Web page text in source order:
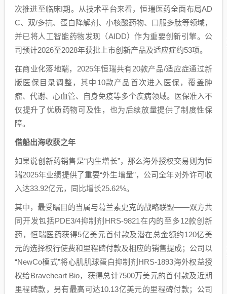
次推进至临床I期。从技术平台来看，恒瑞医药全面布局AD
C、双/多抗、蛋白降解剂、小核酸药物、口服多肽等领域，
并已将人工智能药物发现（AIDD）作为重要创新引擎。公
司预计2026至2028年获批上市创新产品及适应症约53项。
在商业化落地端，2025年恒瑞共有20款产品/适应症通过新
版医保目录调整，其中10款产品首次进入医保，覆盖肿
瘤、代谢、心血管、自身免疫等多个疾病领域。医保准入不
仅提升了优质药物可及性，也为后续放量提供了制度性保
障。
借船出海收获之年
如果说创新药销售是“内生增长”，那么海外授权交易则为恒
瑞2025年业绩提供了重要“外生增量”，公司全年对外许可收
入达33.92亿元，同比增长25.62%。
其中，最受瞩目的当属与葛兰素史克的战略联盟——双方共
同开发包括PDE3/4抑制剂HRS-9821在内的至多12款创新
药，恒瑞医药获得5亿美元首付款及潜在总金额约120亿美
元的选择权行使费和里程碑付款及相应的销售提成；公司以
“NewCo模式”将心肌肌球蛋白抑制剂HRS-1893海外权益授
权给Braveheart Bio，获得总计7500万美元的首付款及近期
里程碑款，另有最高可达10.13亿美元的里程碑付款；公司